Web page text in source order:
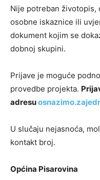
Nije potreban
osobne iskaznice ili
dokument kojim se
dobnoj skupini.
Prijave je moguće
provedbe projekta.
adresu
U slučaju nejasnoća,
kontakt broj.
Općina Pisarovina